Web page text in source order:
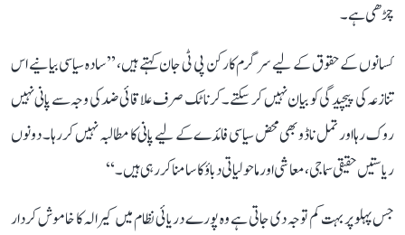
چڑھی ہے۔
کسانوں کے حقوق کے لیے سرگرم کارکن پی ٹی جان کہتے ہیں، ’’سادہ سیاسی بیانیے اس
تنازعہ کی پیچیدگی کو بیان نہیں کر سکتے۔ کرناٹک صرف علاقائی ضد کی وجہ سے پانی نہیں
روک رہا اور تمل ناڈو بھی محض سیاسی فائدے کے لیے پانی کا مطالبہ نہیں کر رہا۔ دونوں
ریاستیں حقیقی سماجی، معاشی اور ماحولیاتی دباؤ کا سامنا کر رہی ہیں۔‘‘
جس پہلو پر بہت کم توجہ دی جاتی ہے وہ پورے دریائی نظام میں کیرالہ کا خاموش کردار